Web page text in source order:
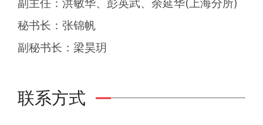
副主任：洪敏华、彭英武、余延华(上海分所)
秘书长：张锦帆
副秘书长：梁昊玥
联系方式